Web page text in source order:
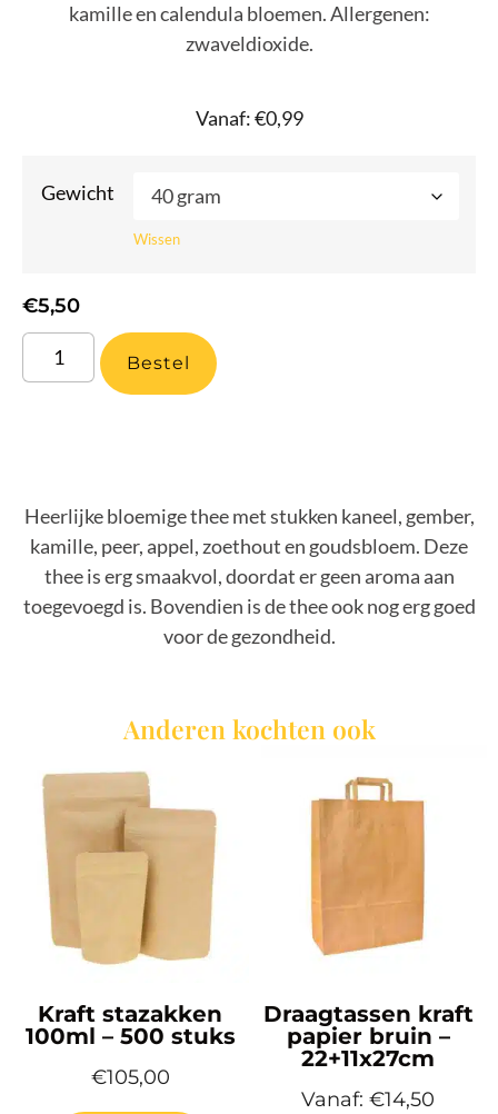
kamille en calendula bloemen. Allergenen:
zwaveldioxide.
Vanaf:€0,99
Gewicht
Wissen
€5,50
Bestel
Heerlijke bloemige thee met stukken kaneel, gember,
kamille, peer, appel, zoethout en goudsbloem. Deze
thee is erg smaakvol, doordat er geen aroma aan
toegevoegd is. Bovendien is de thee ook nog erg goed
voor de gezondheid.
Anderen kochten ook
Kraft stazakken
100ml – 500 stuks
€105,00
Draagtassen kraft
papier bruin –
22+11x27cm
Vanaf: €14,50